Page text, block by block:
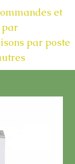
et
par
par poste